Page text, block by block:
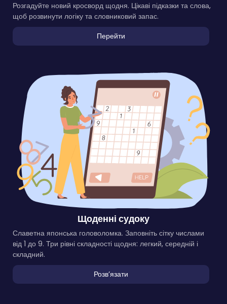
Розгадуйте новий кросворд щодня. Цікаві підказки та слова,
щоб розвинути логіку та словниковий запас.
Перейти
Щоденні судоку
Славетна японська головоломка. Заповніть сітку числами
від 1 до 9. Три рівні складності щодня: легкий, середній і
складний.
Розвʼязати